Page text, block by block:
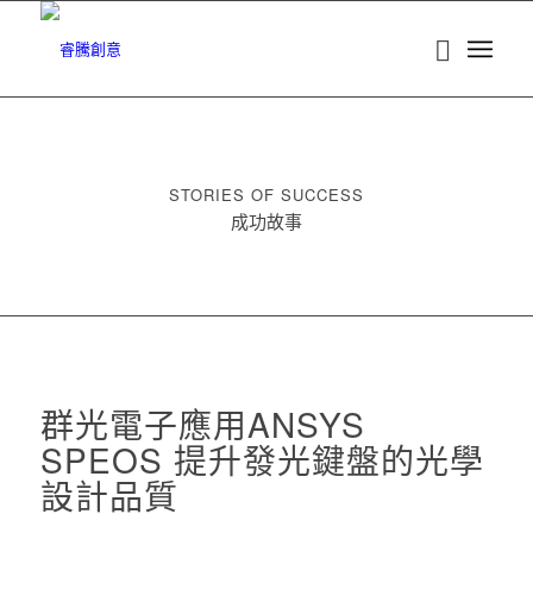
STORIES OF SUCCESS
成功故事
群光電子應用ANSYS
SPEOS 提升發光鍵盤的光學
設計品質